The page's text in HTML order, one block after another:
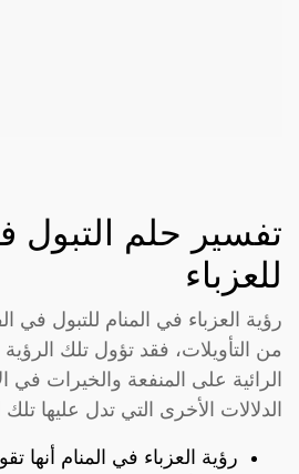
تفسير حلم التبول
للعزباء
رؤية العزباء في المنام للتبول في
من التأويلات، فقد تؤول تلك
الرائية على المنفعة والخيرات في
الدلالات الأخرى التي تدل عليها تلك
رؤية العزباء في المنام أنها